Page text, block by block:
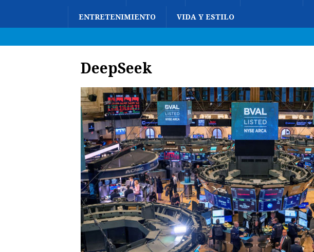
ENTRETENIMIENTO VIDA Y ESTILO
DeepSeek